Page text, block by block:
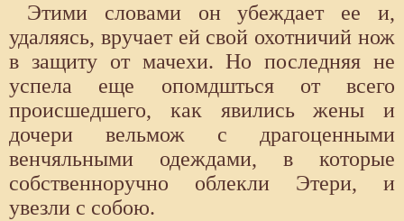
Этими словами он убеждает ее и,
удаляясь, вручает ей свой охотничий нож
в защиту от мачехи. Но последняя не
успела еще опомдшться от всего
происшедшего, как явились жены и
дочери вельмож с драгоценными
венчяльными одеждами, в которые
собственноручно облекли Этери, и
увезли с собою.